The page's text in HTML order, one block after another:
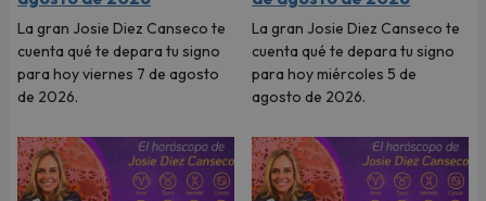
La gran Josie Diez Canseco te
cuenta qué te depara tu signo
para hoy viernes 7 de agosto
de 2026.
La gran Josie Diez Canseco te
cuenta qué te depara tu signo
para hoy miércoles 5 de
agosto de 2026.